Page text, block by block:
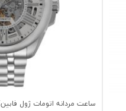
ساعت مردانه اتومات ژول فابینJFG538-ST